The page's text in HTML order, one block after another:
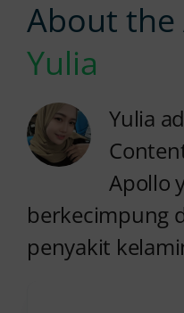
About
Yulia
Yulia
Apollo
berkecimpung
penyakit